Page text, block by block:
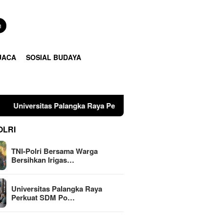
SOSIAL BUDAYA
Palangka Raya Perkuat SDM Polri Lewat Pusat Studi
TNI-Polri Bersama Warga
Bersihkan Irigas…
Universitas Palangka Raya
Perkuat SDM Po…